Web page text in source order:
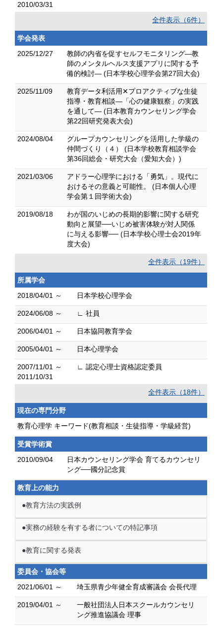
2010/03/31
全件表示（6件）
学会発表
2025/12/27
教師の内省を促すセルフモニタリング―教
師のメンタルヘルス支援アプリに関する予
備的検討― (日本学校心理学会第27回大会)
2025/11/09
教育データ利活用✕プロアクティブな生徒
指導・教育相談―「心の健康観察」の実践
を通して― (日本教育カウンセリング学会
第22回研究発表大会)
2024/08/04
グループカウンセリングを活用した学級の
仲間づくり（４） (日本学校教育相談学会
第36回総会・研究大会（愛知大会）)
2021/03/06
アドラー心理学における「勇気」。現代に
おけるその意義と可能性。 (日本個人心理
学会第１回学術大会)
2019/08/18
わが国のいじめの長期的影響に関する研究
動向と展望──いじめ被害体験が対人関係
に与える影響── (日本学校心理士会2019年
度大会)
全件表示（19件）
所属学会
2018/04/01 ～
日本学校心理学会
2024/06/08 ～ ∟ 社員
2006/04/01 ～ 日本協同教育学会
2005/04/01 ～ 日本心理学会
2007/11/01 ～
2011/10/31
∟ 認定心理士資格認定委員
全件表示（18件）
現在の専門分野
教育心理学 キーワード(教育相談・生徒指導・学級経営)
受賞学術賞
2010/09/04
日本カウンセリング学会 育てるカウンセリ
ング──國分記念賞
教育上の能力
●教育方法の実践例
●実務の経験を有する者についての特記事項
●教育に関する発表
委員会・協会等
2021/06/01 ～
埼玉県青少年健全育成審議会 会長代理
2019/04/01 ～
一般社団法人日本スクールカウンセリ
ング推進協議会 理事